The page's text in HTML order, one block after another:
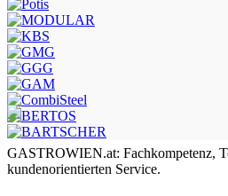
GASTROWIEN.at: Fachkompetenz,
kundenorientierten Service.